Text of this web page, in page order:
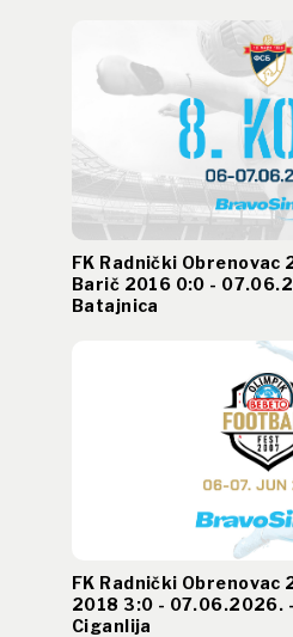
FK Radnički Obrenovac
Barič 2016 0:0 -
Batajnica
FK Radnički Obrenovac
2018 3:0 - 07.06.2026.
Ciganlija